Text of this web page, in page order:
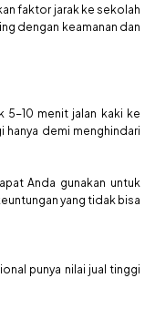
faktor jarak ke sekolah
dengan keamanan dan
5-10 menit jalan kaki ke
hanya demi menghindari
Anda gunakan untuk
yang tidak bisa
punya nilai jual tinggi